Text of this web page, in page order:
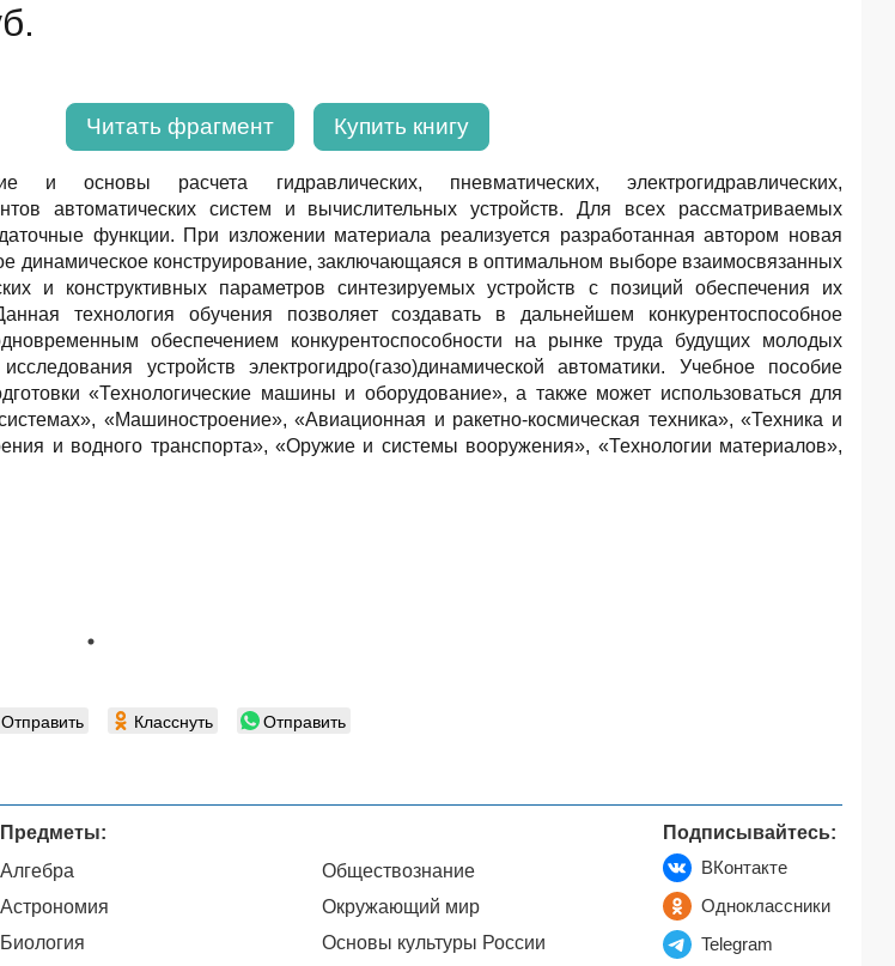
Читать фрагмент Купить книгу
и основы расчета гидравлических, пневматических, электрогидравлических,
автоматических систем и вычислительных устройств. Для всех рассматриваемых
функции. При изложении материала реализуется разработанная автором новая
динамическое конструирование, заключающаяся в оптимальном выборе взаимосвязанных
и конструктивных параметров синтезируемых устройств с позиций обеспечения их
технология обучения позволяет создавать в дальнейшем конкурентоспособное
обеспечением конкурентоспособности на рынке труда будущих молодых
устройств электрогидро(газо)динамической автоматики. Учебное пособие
«Технологические машины и оборудование», а также может использоваться для
«Машиностроение», «Авиационная и ракетно-космическая техника», «Техника и
и водного транспорта», «Оружие и системы вооружения», «Технологии материалов»,
Отправить Класснуть Отправить
Предметы:
Алгебра
Астрономия
Биология
Обществознание
Окружающий мир
Основы культуры России
Подписывайтесь:
ВКонтакте
Одноклассники
Telegram